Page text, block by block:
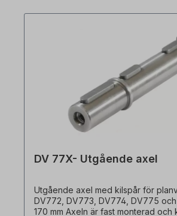
DV 77X- Utgående axel
Utgående axel med kilspår för
DV772, DV773, DV774, DV775
170 mm Axeln är fast monterad och